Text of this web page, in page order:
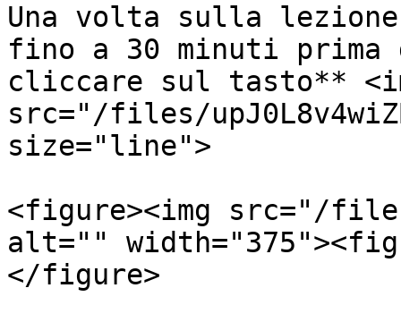
Una volta sulla
fino a 30 minuti
cliccare sul tasto**
src="/files/
size="line">
<figure><img src="/files/
alt=""
</figure>